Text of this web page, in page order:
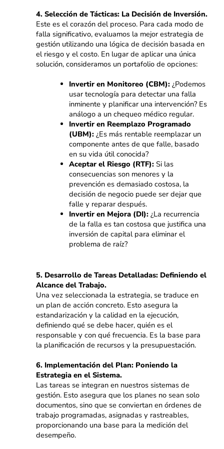
4. Selección de Tácticas: La Decisión de Inversión.
Este es el corazón del proceso. Para cada modo de
falla significativo, evaluamos la mejor estrategia de
gestión utilizando una lógica de decisión basada en
el riesgo y el costo. En lugar de aplicar una única
solución, consideramos un portafolio de opciones:
Invertir en Monitoreo (CBM): ¿Podemos
usar tecnología para detectar una falla
inminente y planificar una intervención? Es
análogo a un chequeo médico regular.
Invertir en Reemplazo Programado
(UBM): ¿Es más rentable reemplazar un
componente antes de que falle, basado
en su vida útil conocida?
Aceptar el Riesgo (RTF): Si las
consecuencias son menores y la
prevención es demasiado costosa, la
decisión de negocio puede ser dejar que
falle y reparar después.
Invertir en Mejora (DI): ¿La recurrencia
de la falla es tan costosa que justifica una
inversión de capital para eliminar el
problema de raíz?
5. Desarrollo de Tareas Detalladas: Definiendo el
Alcance del Trabajo.
Una vez seleccionada la estrategia, se traduce en
un plan de acción concreto. Esto asegura la
estandarización y la calidad en la ejecución,
definiendo qué se debe hacer, quién es el
responsable y con qué frecuencia. Es la base para
la planificación de recursos y la presupuestación.
6. Implementación del Plan: Poniendo la
Estrategia en el Sistema.
Las tareas se integran en nuestros sistemas de
gestión. Esto asegura que los planes no sean solo
documentos, sino que se conviertan en órdenes de
trabajo programadas, asignadas y rastreables,
proporcionando una base para la medición del
desempeño.